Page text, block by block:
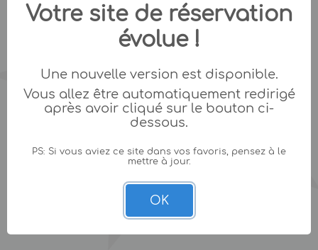
Votre site de réservation
évolue !
Une nouvelle version est disponible.
Vous allez être automatiquement redirigé
après avoir cliqué sur le bouton ci-
dessous.
PS: Si vous aviez ce site dans vos favoris, pensez à le
mettre à jour.
OK